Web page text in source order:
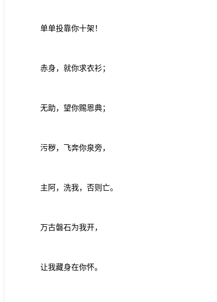
单单投靠你十架！
赤身，就你求衣衫；
无助，望你赐恩典；
污秽，飞奔你泉旁，
主阿，洗我，否则亡。
万古磐石为我开，
让我藏身在你怀。